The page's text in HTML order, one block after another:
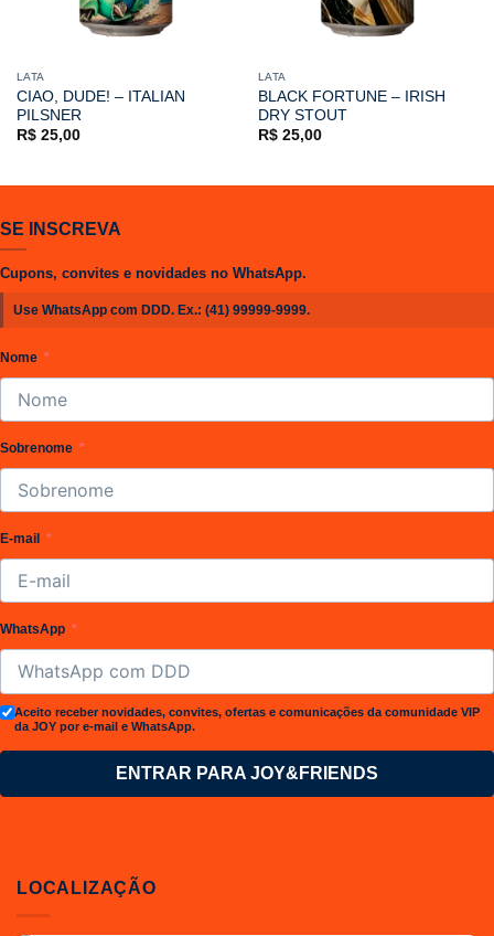
LATA
CIAO, DUDE! – ITALIAN
PILSNER
R$25,00
LATA
BLACK FORTUNE – IRISH
DRY STOUT
R$25,00
SE INSCREVA
Cupons, convites e novidades no WhatsApp.
Use WhatsApp com DDD. Ex.: (41) 99999-9999.
Nome
Sobrenome
E-mail
WhatsApp
Aceito receber novidades, convites, ofertas e comunicações da comunidade VIP
da JOY por e-mail e WhatsApp.
ENTRAR PARA JOY&FRIENDS
LOCALIZAÇÃO